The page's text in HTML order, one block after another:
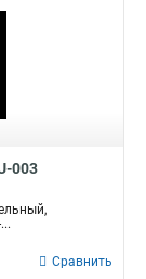
003
Сравнить